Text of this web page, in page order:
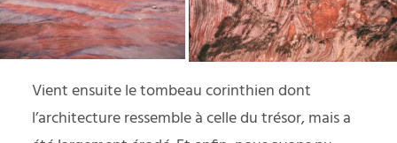
Vient ensuite le tombeau corinthien dont
l’architecture ressemble à celle du trésor, mais a